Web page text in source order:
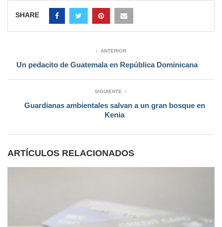
SHARE
ANTERIOR
Un pedacito de Guatemala en República Dominicana
SIGUIENTE
Guardianas ambientales salvan a un gran bosque en
Kenia
ARTÍCULOS RELACIONADOS